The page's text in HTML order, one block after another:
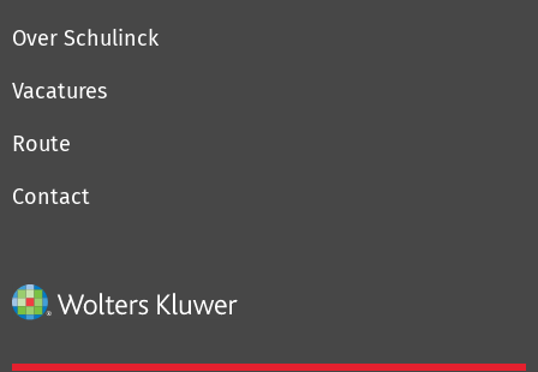
Over Schulinck
Vacatures
Route
Contact